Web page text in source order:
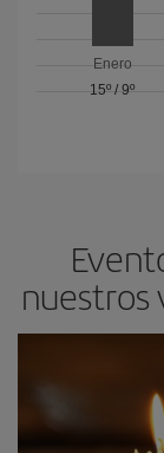
Enero
15º /9º
nuestros